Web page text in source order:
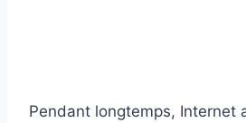
Pendant longtemps, Internet